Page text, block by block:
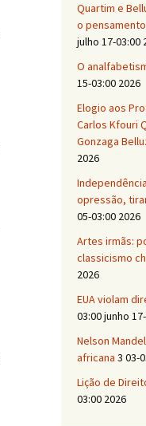
Quartim e
o
julho 17-03:00
O
15-03:00 2026
Elogio aos
Carlos Kfouri
Gonzaga
2026
opressão,
05-03:00 2026
Artes irmãs:
classicismo
2026
EUA violam
03:00 junho
Nelson
africana 3 03-
Lição de
03:00 2026